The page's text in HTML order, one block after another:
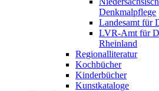
Denkmalpflege
Landesamt für
LVR-Amt für
Rheinland
Regionalliteratur
Kochbücher
Kinderbücher
Kunstkataloge